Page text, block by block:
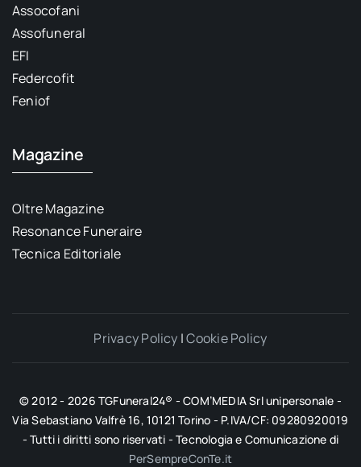
Assocofani
Assofuneral
EFI
Federcofit
Feniof
Magazine
Oltre Magazine
Resonance Funeraire
Tecnica Editoriale
Privacy Policy |Cookie Policy
© 2012 - 2026 TGFuneral24® - COM’MEDIA Srl unipersonale -
Via Sebastiano Valfrè 16, 10121 Torino - P.IVA/CF: 09280920019
- Tutti i diritti sono riservati - Tecnologia e Comunicazione di
PerSempreConTe.it